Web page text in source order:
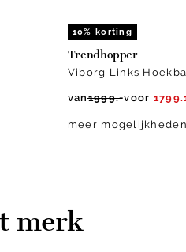
10% korting
Trendhopper
Viborg Links
van1999.-voor
meer
merk